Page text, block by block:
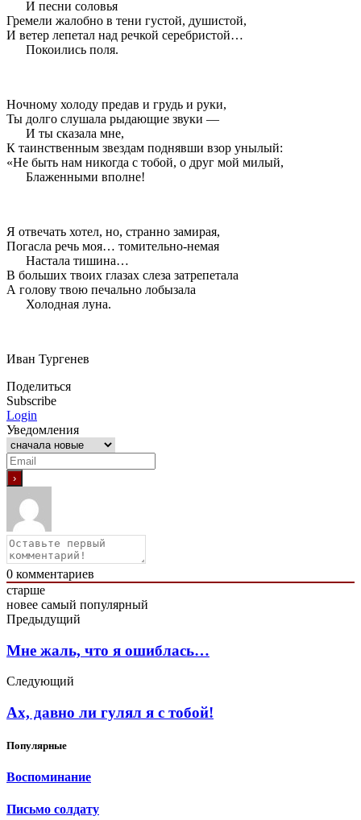
И песни соловья
Гремели жалобно в тени густой, душистой,
И ветер лепетал над речкой серебристой…
Покоились поля.
Ночному холоду предав и грудь и руки,
Ты долго слушала рыдающие звуки —
И ты сказала мне,
К таинственным звездам поднявши взор унылый:
«Не быть нам никогда с тобой, о друг мой милый,
Блаженными вполне!
Я отвечать хотел, но, странно замирая,
Погасла речь моя… томительно-немая
Настала тишина…
В больших твоих глазах слеза затрепетала
А голову твою печально лобызала
Холодная луна.
Иван Тургенев
Поделиться
Subscribe
Login
Уведомления
0 комментариев
старше
новее самый популярный
Предыдущий
Мне жаль, что я ошиблась…
Следующий
Ах, давно ли гулял я с тобой!
Популярные
Воспоминание
Письмо солдату